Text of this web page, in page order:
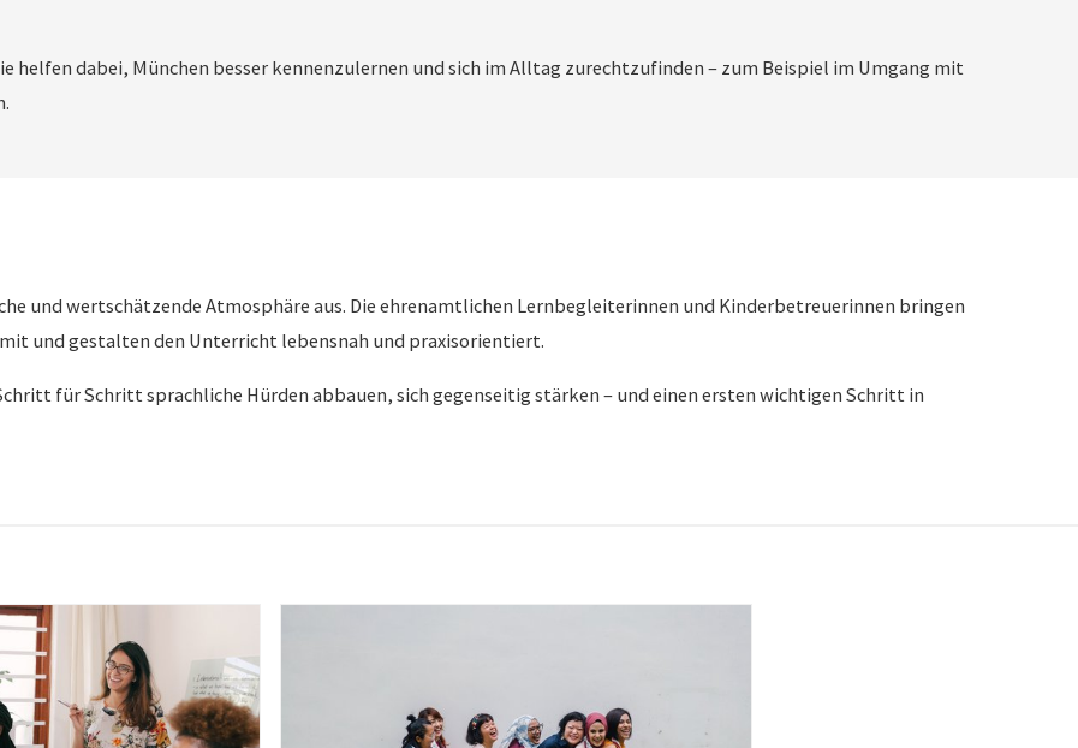
helfen dabei, München besser kennenzulernen und sich im Alltag zurechtzufinden – zum Beispiel im Umgang mit
und wertschätzende Atmosphäre aus. Die ehrenamtlichen Lernbegleiterinnen und Kinderbetreuerinnen bringen
und gestalten den Unterricht lebensnah und praxisorientiert.
für Schritt sprachliche Hürden abbauen, sich gegenseitig stärken – und einen ersten wichtigen Schritt in